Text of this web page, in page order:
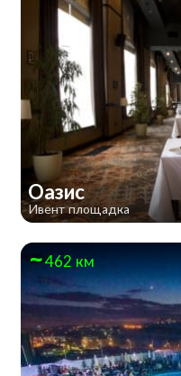
Оазис
Ивент площадка
462 км